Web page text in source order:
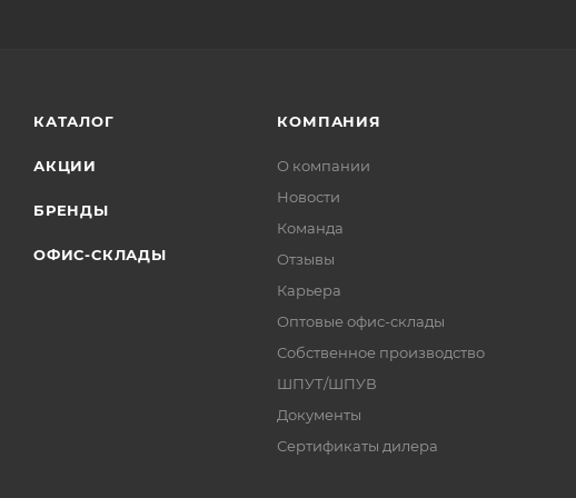
КАТАЛОГ
АКЦИИ
БРЕНДЫ
ОФИС-СКЛАДЫ
КОМПАНИЯ
О компании
Новости
Команда
Отзывы
Карьера
Оптовые офис-склады
Собственное производство
ШПУТ/ШПУВ
Документы
Сертификаты дилера